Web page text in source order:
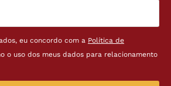
eu concordo com a Política de
o uso dos meus dados para relacionamento